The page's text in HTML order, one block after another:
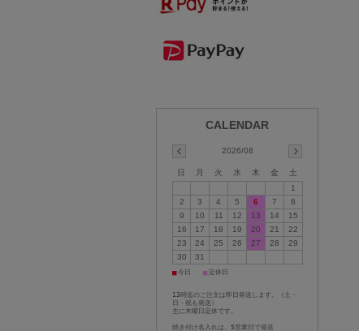
2026/08
日 月 火 水 木 金
土
1
2
3 4 5 6 7
8
9
10 11 12 13 14
15
16
17 18 19 20 21
22
23
24 25 26 27 28
29
30
31
■ 今日 ■ 定休日
13時迄のご注文は即日発送します。（土・
日・祝も発送）
主に木曜日定休です。
焼き付け名入れは、5営業日で発送